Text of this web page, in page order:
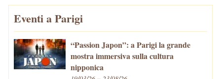
Eventi a Parigi
“Passion Japon”: a Parigi la grande
mostra immersiva sulla cultura
nipponica